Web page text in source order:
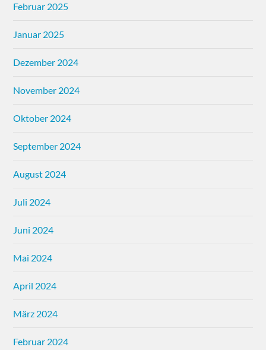
Februar 2025
Januar 2025
Dezember 2024
November 2024
Oktober 2024
September 2024
August 2024
Juli 2024
Juni 2024
Mai 2024
April 2024
März 2024
Februar 2024